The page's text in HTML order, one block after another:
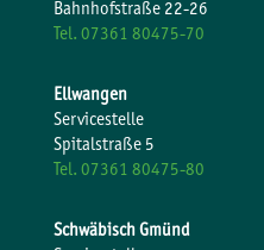
Bahnhofstraße 22-26
Tel. 07361 80475-70
Ellwangen
Servicestelle
Spitalstraße 5
Tel. 07361 80475-80
Schwäbisch Gmünd